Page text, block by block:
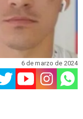
6 de marzo de 2024